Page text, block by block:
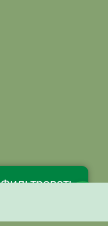
Фильтровать